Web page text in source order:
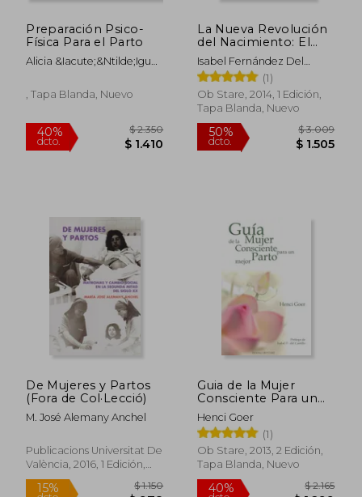
dcto.
40%
dcto.
Preparación Psico-
Física Para el Parto
Alicia &Iacute;&Ntilde;Iguez
Mar&Iacute;A De La Salud
Falc&Oacute; Lorente
, Tapa Blanda, Nuevo
40%
dcto.
$ 2.350
$ 1.410
La Nueva Revolución
del Nacimiento: El
Camino Hacia un
Nuevo Paradigma
Isabel Fernández Del
Castillo
(1)
Ob Stare, 2014, 1 Edición,
Tapa Blanda, Nuevo
dcto. $
De Mujeres y Partos
(Fora de Col·Lecció)
M. José Alemany Anchel
Publicacions Universitat De
València, 2016, 1 Edición,
Tapa Blanda, Nuevo
Guia de la Mujer
Consciente Para un
Parto Mejor
Henci Goer
(1)
Ob Stare, 2013, 2 Edición,
Tapa Blanda, Nuevo